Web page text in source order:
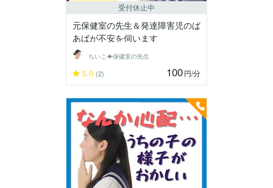
受付休止中
元保健室の先生＆発達障害児のば
あばが不安を伺います
ちいこ☀保健室の先生
5.0 (2) 100円/分